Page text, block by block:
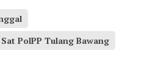
Sat PolPP Tulang Bawang